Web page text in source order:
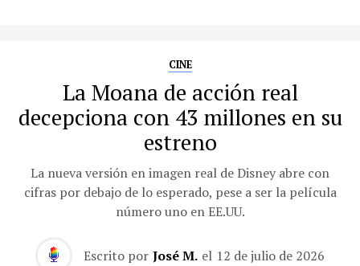
CINE
La Moana de acción real
decepciona con 43 millones en su
estreno
La nueva versión en imagen real de Disney abre con
cifras por debajo de lo esperado, pese a ser la película
número uno en EE.UU.
Escrito por José M. el 12 de julio de 2026